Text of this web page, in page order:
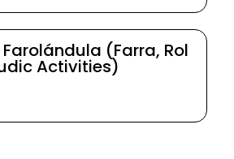
(Farra, Rol
Activities)